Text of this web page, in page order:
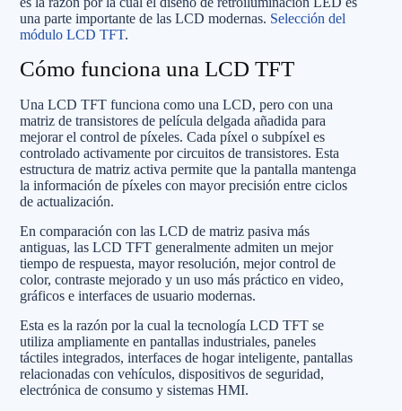
una parte importante de las LCD modernas. Selección del
módulo LCD TFT.
Cómo funciona una LCD TFT
Una LCD TFT funciona como una LCD, pero con una
matriz de transistores de película delgada añadida para
mejorar el control de píxeles. Cada píxel o subpíxel es
controlado activamente por circuitos de transistores. Esta
estructura de matriz activa permite que la pantalla mantenga
la información de píxeles con mayor precisión entre ciclos
de actualización.
En comparación con las LCD de matriz pasiva más
antiguas, las LCD TFT generalmente admiten un mejor
tiempo de respuesta, mayor resolución, mejor control de
color, contraste mejorado y un uso más práctico en video,
gráficos e interfaces de usuario modernas.
Esta es la razón por la cual la tecnología LCD TFT se
utiliza ampliamente en pantallas industriales, paneles
táctiles integrados, interfaces de hogar inteligente, pantallas
relacionadas con vehículos, dispositivos de seguridad,
electrónica de consumo y sistemas HMI.